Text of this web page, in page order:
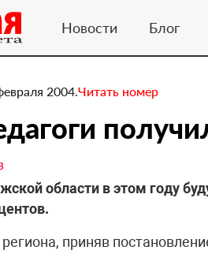
Новости Блог
2004.Читать номер
области в этом году
приняв